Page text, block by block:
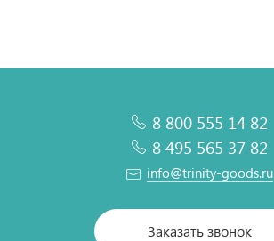
8 800 555 14 82
8 495 565 37 82
info@trinity-goods.ru
Заказать звонок